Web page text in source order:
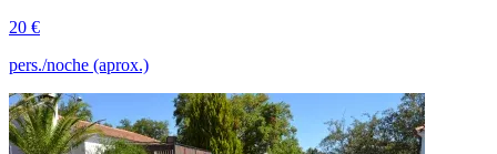
20 €
pers./noche (aprox.)